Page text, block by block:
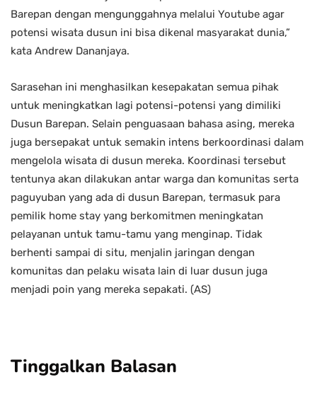
Barepan dengan mengunggahnya melalui Youtube agar
potensi wisata dusun ini bisa dikenal masyarakat dunia,”
kata Andrew Dananjaya.
Sarasehan ini menghasilkan kesepakatan semua pihak
untuk meningkatkan lagi potensi-potensi yang dimiliki
Dusun Barepan. Selain penguasaan bahasa asing, mereka
juga bersepakat untuk semakin intens berkoordinasi dalam
mengelola wisata di dusun mereka. Koordinasi tersebut
tentunya akan dilakukan antar warga dan komunitas serta
paguyuban yang ada di dusun Barepan, termasuk para
pemilik home stay yang berkomitmen meningkatan
pelayanan untuk tamu-tamu yang menginap. Tidak
berhenti sampai di situ, menjalin jaringan dengan
komunitas dan pelaku wisata lain di luar dusun juga
menjadi poin yang mereka sepakati. (AS)
Tinggalkan Balasan